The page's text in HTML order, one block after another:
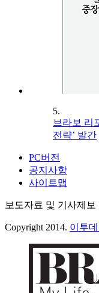
5.
브라보 리
전략’ 발간
PC버전
공지사항
사이트맵
보도자료 및 기사제보
Copyright 2014. 이투